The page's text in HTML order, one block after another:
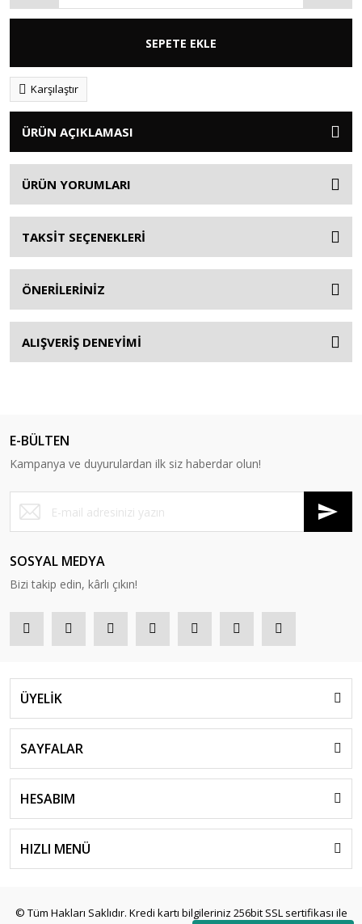
SEPETE EKLE
Karşılaştır
ÜRÜN AÇIKLAMASI
ÜRÜN YORUMLARI
TAKSİT SEÇENEKLERİ
ÖNERİLERİNİZ
ALIŞVERİŞ DENEYİMİ
E-BÜLTEN
Kampanya ve duyurulardan ilk siz haberdar olun!
SOSYAL MEDYA
Bizi takip edin, kârlı çıkın!
ÜYELİK
SAYFALAR
HESABIM
HIZLI MENÜ
© Tüm Hakları Saklıdır. Kredi kartı bilgileriniz 256bit SSL sertifikası ile